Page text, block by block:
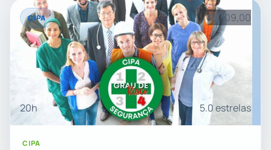
CIPA R$ 109,00
20h 5.0 estrelas
CIPA